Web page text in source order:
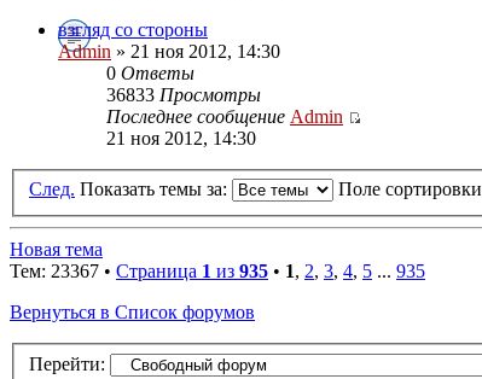
взгляд со стороны
Admin » 21 ноя 2012, 14:30
0 Ответы
36833 Просмотры
Последнее сообщение Admin
21 ноя 2012, 14:30
След. Показать темы за: Поле сортировки
Новая тема
Тем: 23367 • Страница 1 из 935 • 1, 2, 3, 4, 5 ... 935
Вернуться в Список форумов
Перейти: